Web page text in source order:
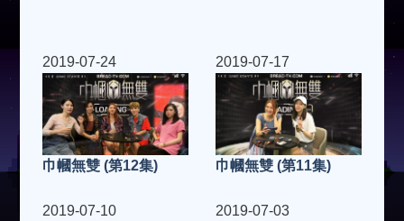
2019-07-24
巾幗無雙 (第12集)
2019-07-17
巾幗無雙 (第11集)
2019-07-10 2019-07-03